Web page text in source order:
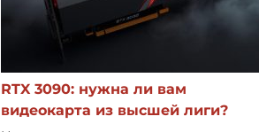
RTX 3090: нужна ли вам
видеокарта из высшей лиги?